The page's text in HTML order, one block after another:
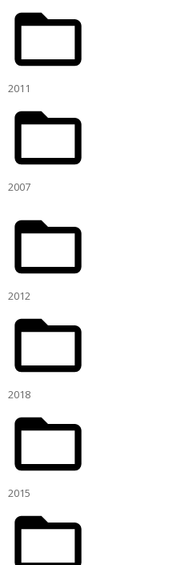
2011
2007
2012
2018
2015